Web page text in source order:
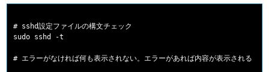
# sshd設定ファイルの構文チェック
sudo sshd -t